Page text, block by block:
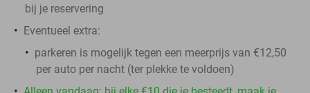
bij je reservering
Eventueel extra:
parkeren is mogelijk tegen een meerprijs van €12,50
per auto per nacht (ter plekke te voldoen)